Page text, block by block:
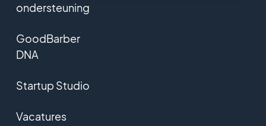
ondersteuning
GoodBarber
DNA
Startup Studio
Vacatures